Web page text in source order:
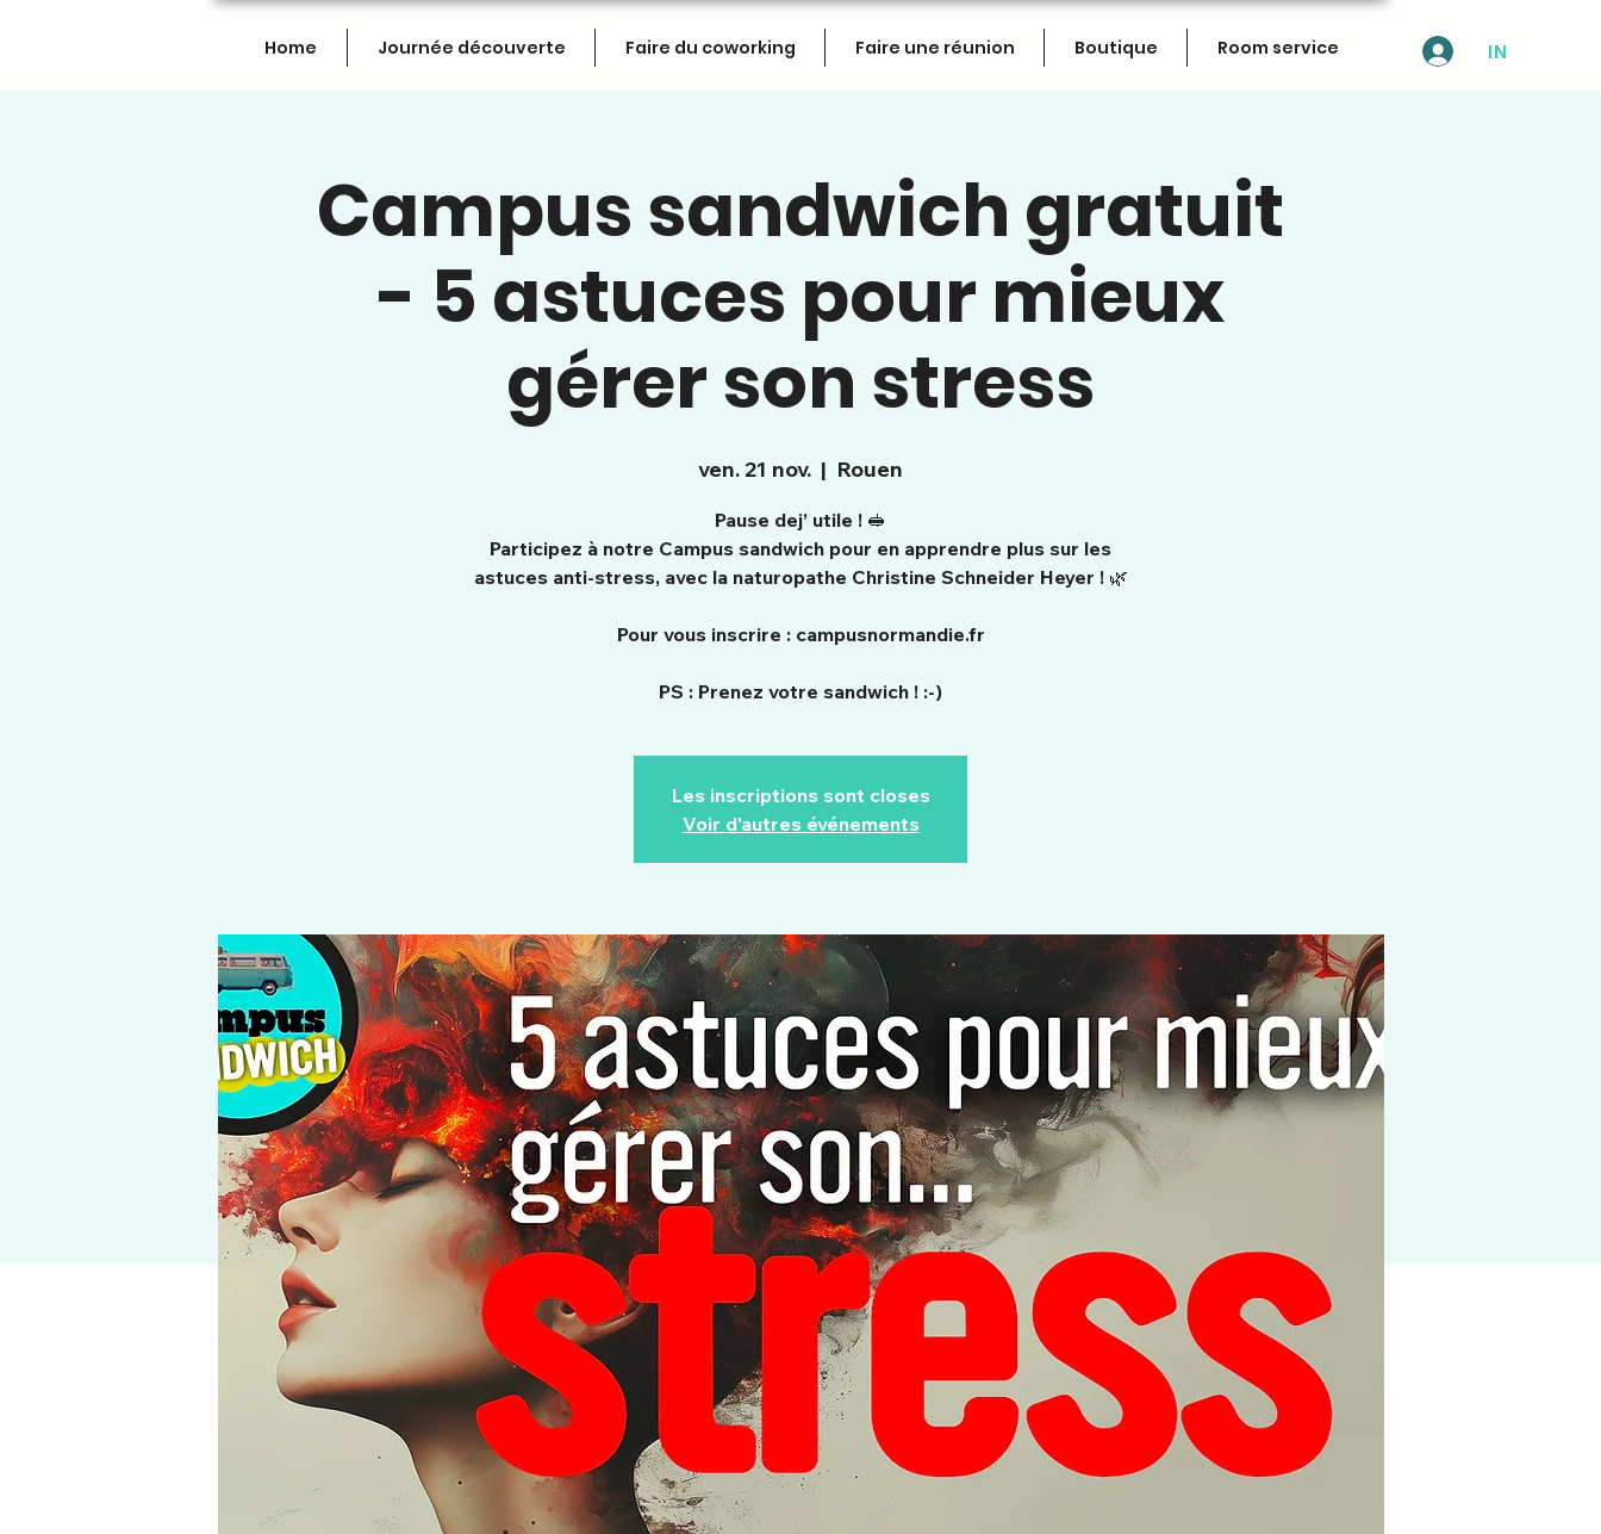
Home Journée découverte Faire du coworking Faire une réunion Boutique Room service IN
Campus sandwich gratuit
- 5 astuces pour mieux
gérer son stress
ven. 21 nov.
  |
Rouen
Pause dej’ utile ! 🥪
Participez à notre Campus sandwich pour en apprendre plus sur les
astuces anti-stress, avec la naturopathe Christine Schneider Heyer ! 🌿
Pour vous inscrire : campusnormandie.fr
PS : Prenez votre sandwich ! :-)
Les inscriptions sont closes
Voir d'autres événements